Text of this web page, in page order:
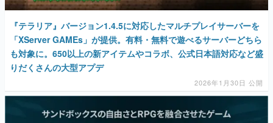
『テラリア』バージョン1.4.5に対応したマルチプレイサーバーを
「XServer GAMEs」が提供。有料・無料で遊べるサーバーどちら
も対象に。650以上の新アイテムやコラボ、公式日本語対応など盛
りだくさんの大型アプデ
2026年1月30日 公開